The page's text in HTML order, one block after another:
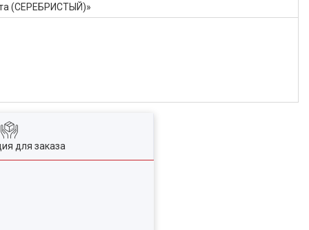
(СЕРЕБРИСТЫЙ)»
для заказа